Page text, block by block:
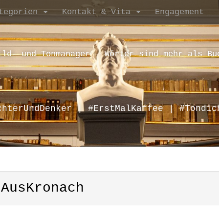
Kontakt & Vita Engagement
und Tonmanager – Wörter sind mehr als
| #ErstMalKaffee |